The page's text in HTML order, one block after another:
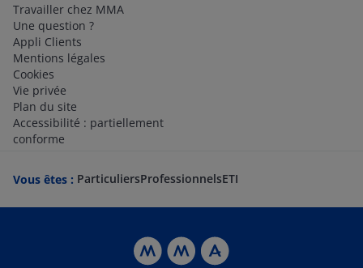
Travailler chez MMA
Une question ?
Appli Clients
Mentions légales
Cookies
Vie privée
Plan du site
Accessibilité : partiellement
conforme
Vous êtes : ParticuliersProfessionnelsETI